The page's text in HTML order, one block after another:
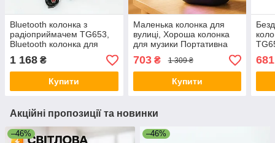
Bluetooth колонка з
радіоприймачем TG653,
Bluetooth колонка для
вулиці Портативна блютуз
PA-79
1 168 ₴
Купити
Маленька колонка для
вулиці, Хороша колонка
для музики Портативна
703₴ 1 309 ₴
Купити
681
Акційні пропозиції та новинки
–46% –46%